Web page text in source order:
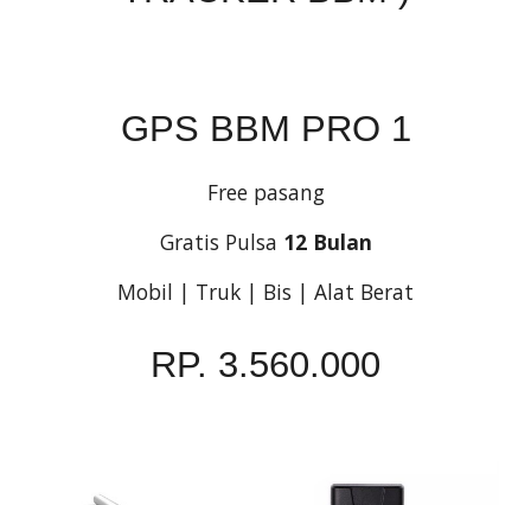
GPS BBM PRO 1
Free pasang
Gratis Pulsa 12 Bulan
Mobil | Truk | Bis | Alat Berat
RP. 3.560.000